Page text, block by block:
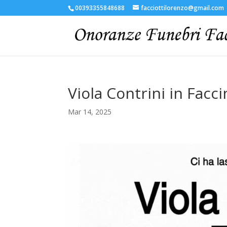
00393355848688 facciottilorenzo@gmail.com
Viola Contrini in
Mar 14, 2025